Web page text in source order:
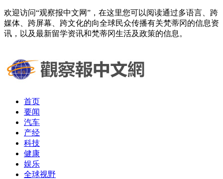
欢迎访问“观察报中文网”，在这里您可以阅读通过多语言、跨
媒体、跨屏幕、跨文化的向全球民众传播有关梵蒂冈的信息资
讯，以及最新留学资讯和梵蒂冈生活及政策的信息。
首页
要闻
汽车
产经
科技
健康
娱乐
全球视野